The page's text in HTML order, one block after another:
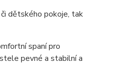
dětského pokoje, tak
spaní pro
pevné a stabilní a